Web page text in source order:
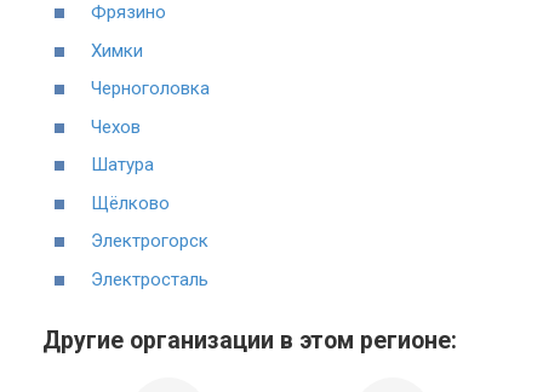
Фрязино
Химки
Черноголовка
Чехов
Шатура
Щёлково
Электрогорск
Электросталь
Другие организации в этом регионе: